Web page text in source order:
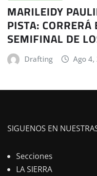
MARILEIDY
PISTA:
SEMIFINAL DE
Drafting Ago 4,
SIGUENOS EN
Secciones
LA SIERRA